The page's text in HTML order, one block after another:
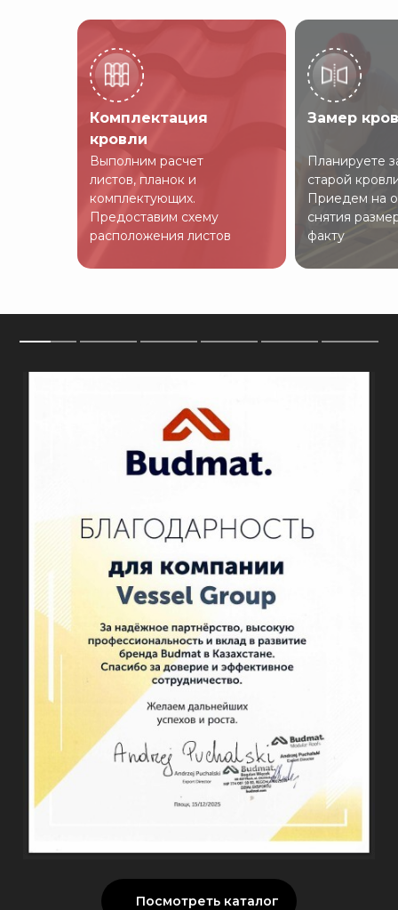
Комплектация
кровли
Выполним расчет
листов, планок и
комплектующих.
Предоставим схему
расположения листов
Замер
Планируете
старой
Приедем на
снятия
факту
Посмотреть каталог